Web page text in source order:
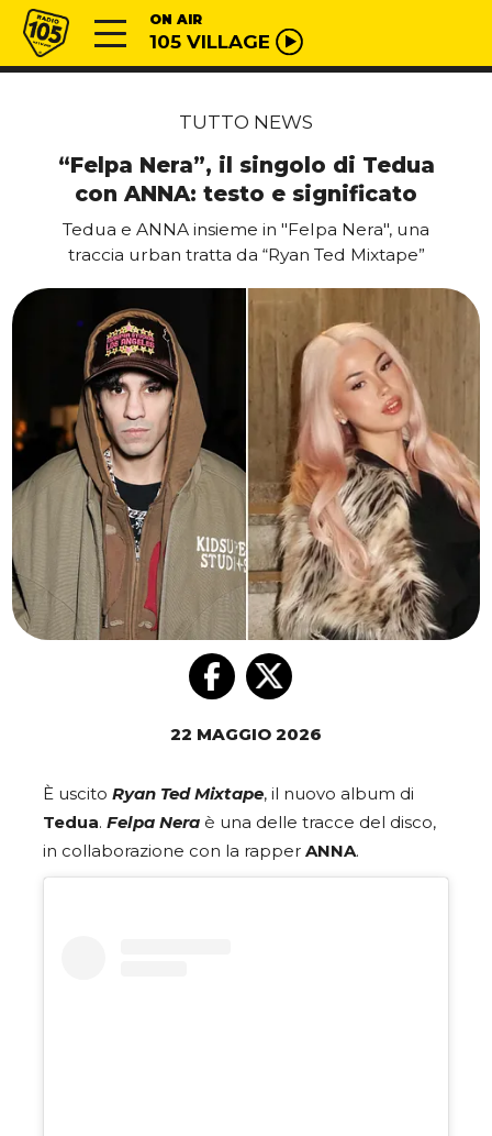
Vai al contenuto
Radio 105 ON AIR
105 VILLAGE
TUTTO NEWS
“Felpa Nera”, il singolo di Tedua
con ANNA: testo e significato
Tedua e ANNA insieme in "Felpa Nera", una
traccia urban tratta da “Ryan Ted Mixtape”
22 MAGGIO 2026
È uscito Ryan Ted Mixtape, il nuovo album di
Tedua. Felpa Nera è una delle tracce del disco,
in collaborazione con la rapper ANNA.